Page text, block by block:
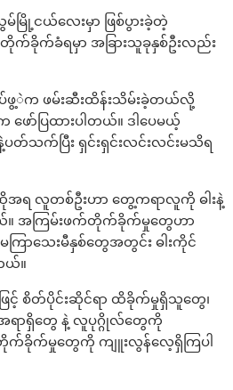
မြို့ငယ်လေးမှာ ဖြစ်ပွားခဲ့တဲ့
ခိုက်ခံရမှာ အခြားသူခုနှစ်ဦးလည်း
က ဖမ်းဆီးထိန်းသိမ်းခဲ့တယ်လို့
ော်ပြထားပါတယ်။ ဒါပေမယ့်
သက်ပြီး ရှင်းရှင်းလင်းလင်းမသိရ
ရ လူတစ်ဦးဟာ တွေ့ကရာလူကို ဓါးနဲ့
အကြမ်းဖက်တိုက်ခိုက်မှုတွေဟာ
ကြာသေးမီနှစ်တွေအတွင်း ဓါးကိုင်
ယ်။
ြင့် စိတ်ပိုင်းဆိုင်ရာ ထိခိုက်မှုရှိသူတွေ၊
ာရှိတွေ နဲ့ လူပုဂ္ဂိုလ်တွေကို
ခိုက်မှုတွေကို ကျူးလွန်လေ့ရှိကြပါ